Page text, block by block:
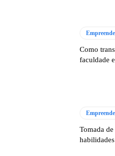
Como
faculdade
Tomada